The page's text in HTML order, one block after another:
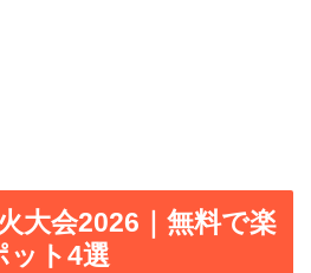
大会2026｜無料で楽
ット4選